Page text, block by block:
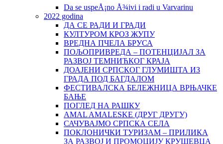
Da se uspeÅ¡no Å¾ivi i radi u Varvarinu
2022 godina
ДА СЕ РАДИ И ГРАДИ
КУЛТУРОМ КРОЗ ЖУПУ
ВРЕДНА ПЧЕЛА БРУСА
ПОЉОПРИВРЕДА – ПОТЕНЦИЈАЛ ЗА
РАЗВОЈ ТЕМНИЋКОГ КРАЈА
ДОАЈЕНИ СРПСКОГ ГЛУМИШТА ИЗ
ГРАДА ПОД БАГДАЛОМ
ФЕСТИВАЛСКА БЕЛЕЖНИЦА ВРЊАЧКЕ
БАЊЕ
ПОГЛЕД НА РАШКУ
AMAL AMALESKE (ДРУГ ДРУГУ)
САЧУВАЈМО СРПСКА СЕЛА
ПОКЛОНИЧКИ ТУРИЗАМ – ПРИЛИКА
ЗА РАЗВОЈ И ПРОМОЦИЈУ КРУШЕВЦА